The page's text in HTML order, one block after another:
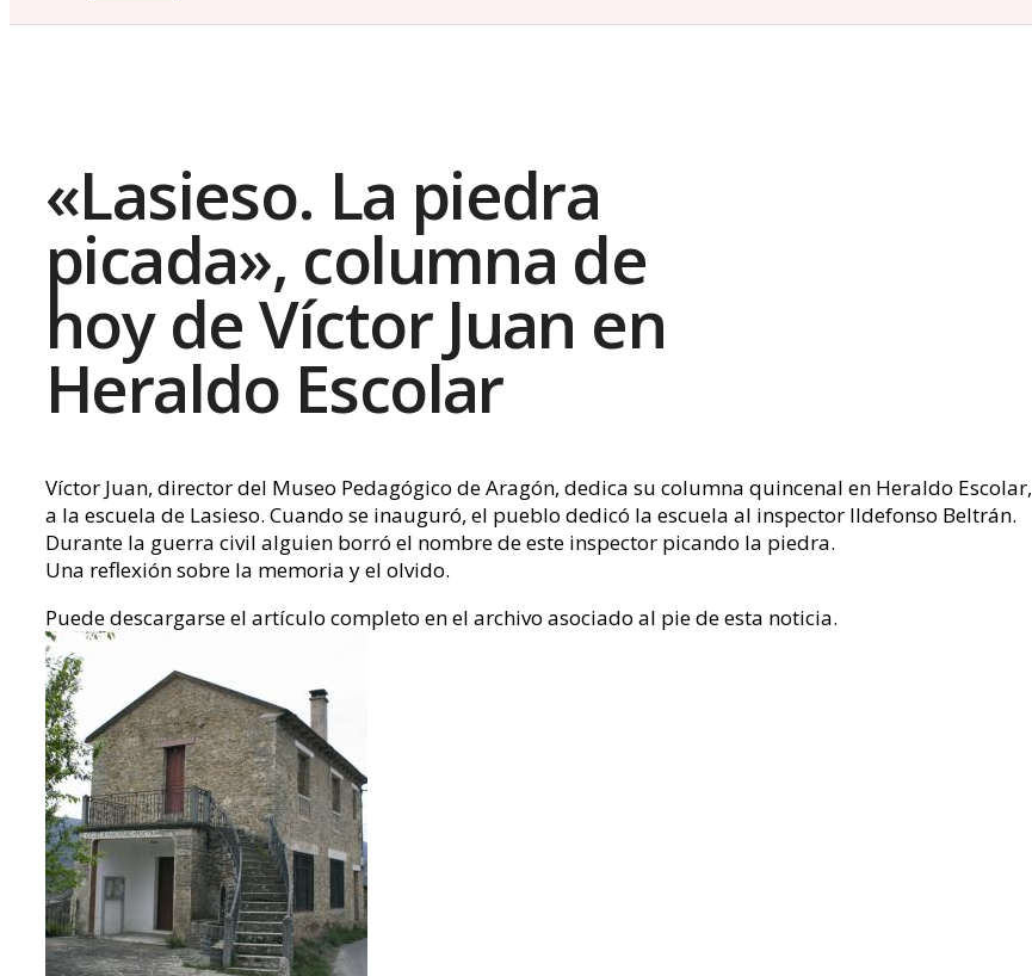
«Lasieso. La piedra
picada», columna de
hoy de Víctor Juan en
Heraldo Escolar
Víctor Juan, director del Museo Pedagógico de Aragón, dedica su columna quincenal en Heraldo Escolar,
a la escuela de Lasieso. Cuando se inauguró, el pueblo dedicó la escuela al inspector Ildefonso Beltrán.
Durante la guerra civil alguien borró el nombre de este inspector picando la piedra.
Una reflexión sobre la memoria y el olvido.
Puede descargarse el artículo completo en el archivo asociado al pie de esta noticia.